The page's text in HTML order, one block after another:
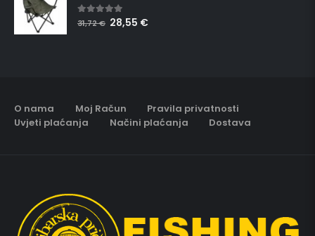
5.00 out of 5
31,72€ 28,55 €
O nama Moj Račun
Pravila privatnosti
Uvjeti plaćanja
Načini plaćanja Dostava